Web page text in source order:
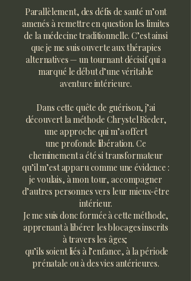
Parallèlement, des défis de santé m’ont
amenés à remettre en question les limites
de la médecine traditionnelle. C’est ainsi
que je me suis ouverte aux thérapies
alternatives — un tournant décisif qui a
marqué le début d’une véritable
aventure intérieure.
Dans cette quête de guérison, j’ai
découvert la méthode Chrystel Rieder,
une approche qui m’a offert
une profonde libération. Ce
cheminement a été si transformateur
qu’il m’est apparu comme une évidence :
je voulais, à mon tour, accompagner
d’autres personnes vers leur mieux-être
intérieur.
Je me suis donc formée à cette méthode,
apprenant à libérer les blocages inscrits
à travers les âges;
qu’ils soient liés à l’enfance, à la période
prénatale ou à des vies antérieures.